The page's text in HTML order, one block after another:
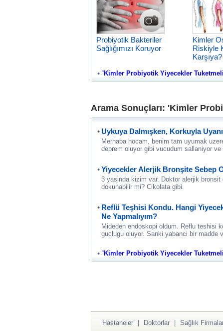
Probiyotik Bakteriler
Sağlığımızı Koruyor
Kimler
Riskiyle
Karşıya?
'Kimler Probiyotik Yiyecekler
Arama Sonuçları: 'Kimler
Uykuya Dalmışken, Korkuyla
Merhaba hocam, benim tam uyumak
deprem oluyor gibi vucudum sallaniyor
Yiyecekler Alerjik Bronşite Sebep
3 yasinda kizim var. Doktor alerjik
dokunabilir mi? Cikolata gibi.
Reflü Teşhisi Kondu. Hangi
Ne Yapmalıyım?
Mideden endoskopi oldum. Reflu teshisi
guclugu oluyor. Sanki yabanci bir madde
'Kimler Probiyotik Yiyecekler
Hastaneler Doktorlar Sağlık